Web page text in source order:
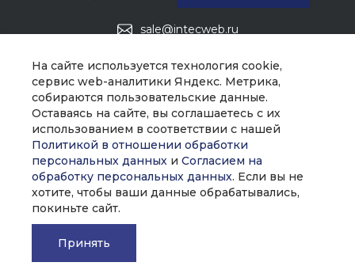
На сайте используется технология cookie,
сервис web-аналитики Яндекс. Метрика,
собираются пользовательские данные.
Оставаясь на сайте, вы соглашаетесь с их
использованием в соответствии с нашей
Политикой в отношении обработки
персональных данных и Согласием на
обработку персональных данных. Если вы не
хотите, чтобы ваши данные обрабатывались,
покиньте сайт.
Принять
sale@intecweb.ru
г. Москва, ул. Люсиновская, д. 39